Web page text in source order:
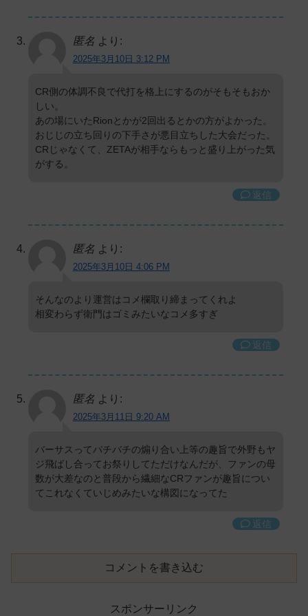
匿名 より:
2025年3月10日 3:12 PM
CR側の体調不良で代打を格上にするのがそもそもおか
しい。
あの場にいたRionとかが2回出るとかの方がよかった。
おじじの立ち回りの下手さが悪目立ちした大会だった。
CRじゃなくて、ZETAが相手ならもっと盛り上がった気
がする。
返信
匿名 より:
2025年3月10日 4:06 PM
そんなのより運営はコメ欄取り締まってくれよ
相変わらず衛門はゴミみたいなコメ多すぎ
返信
匿名 より:
2025年3月11日 9:20 AM
バーサスってバチバチの煽り合い上等の趣旨で外野もヤ
ジ飛ばし合ってお祭りしてただけなんだが、ファンの母
数が大差なのと普段から繊細なCRファンが趣旨につい
てこれなくていじめみたいな構図になってた
返信
コメントを書き込む
スポンサーリンク